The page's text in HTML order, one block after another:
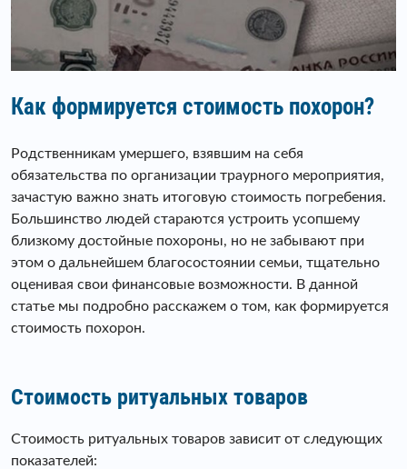
Как формируется стоимость похорон?
Родственникам умершего, взявшим на себя
обязательства по организации траурного мероприятия,
зачастую важно знать итоговую стоимость погребения.
Большинство людей стараются устроить усопшему
близкому достойные похороны, но не забывают при
этом о дальнейшем благосостоянии семьи, тщательно
оценивая свои финансовые возможности. В данной
статье мы подробно расскажем о том, как формируется
стоимость похорон.
Стоимость ритуальных товаров
Стоимость ритуальных товаров зависит от следующих
показателей: